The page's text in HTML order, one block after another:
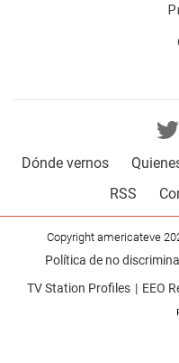
Dónde vernos
RSS
Copyright americateve
Política de no
TV Station Profiles
EEO